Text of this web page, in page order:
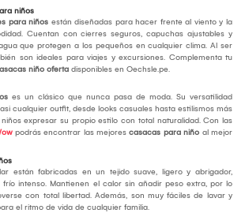
niños
para niños están diseñadas para hacer frente al viento y la
Cuentan con cierres seguros, capuchas ajustables y
que protegen a los pequeños en cualquier clima. Al ser
son ideales para viajes y excursiones. Complementa tu
niño oferta disponibles en Oechsle.pe.
es un clásico que nunca pasa de moda. Su versatilidad
cualquier outfit, desde looks casuales hasta estilismos más
expresar su propio estilo con total naturalidad. Con las
podrás encontrar las mejores casacas para niño al mejor
están fabricadas en un tejido suave, ligero y abrigador,
intenso. Mantienen el calor sin añadir peso extra, por lo
con total libertad. Además, son muy fáciles de lavar y
el ritmo de vida de cualquier familia.